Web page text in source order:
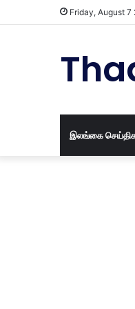
Friday, August 7
இலங்கை